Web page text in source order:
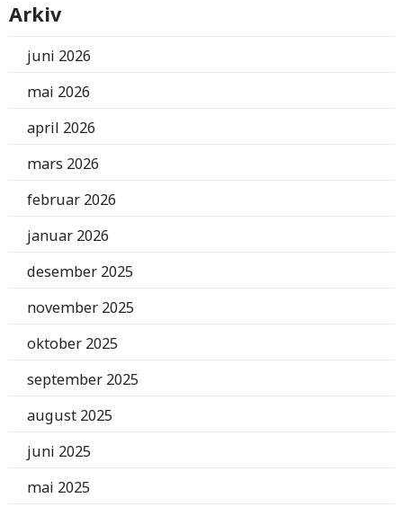
Arkiv
juni 2026
mai 2026
april 2026
mars 2026
februar 2026
januar 2026
desember 2025
november 2025
oktober 2025
september 2025
august 2025
juni 2025
mai 2025